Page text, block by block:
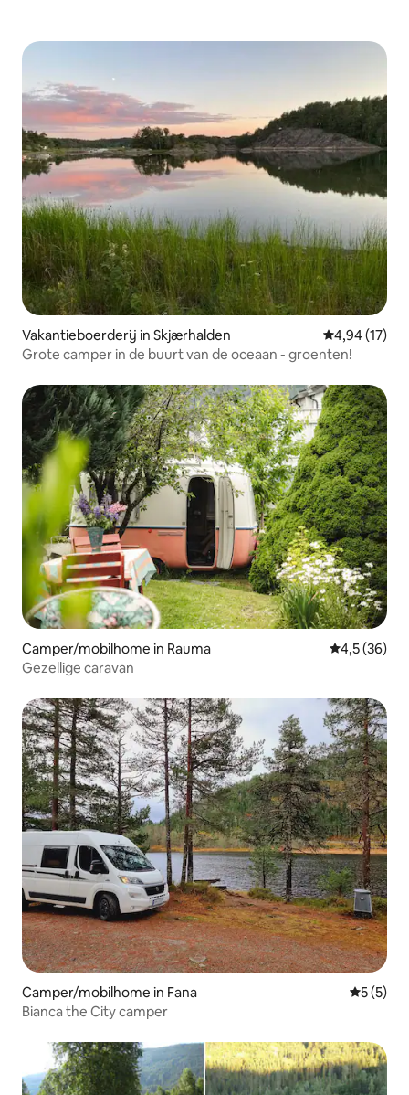
Vakantieboerderij in Skjærhalden Gemiddelde
4,94 (17)
Grote camper in de buurt van de oceaan - groenten!
Camper/mobilhome in Rauma
4,5 (36)
Gezellige caravan
Camper/mobilhome in Fana
5 (5)
Bianca the City camper